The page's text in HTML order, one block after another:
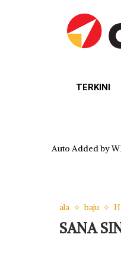
TERKINI
Auto Added by
ala baju
SANA